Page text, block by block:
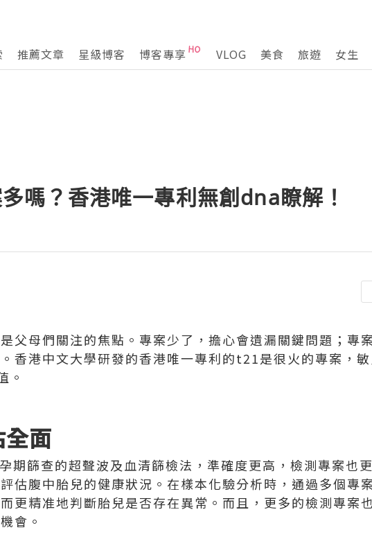
推薦文章 星級博客 博客專享 VLOG 美食 旅遊 女生
嗎？香港唯一專利無創dna瞭解！
父母們關注的焦點。專案少了，擔心會遺漏關鍵問題；專
香港中文大學研發的香港唯一專利的t21是很火的專案，
。
面
篩查的超聲波及血清篩檢法，準確度更高，檢測專案也
估腹中胎兒的健康狀況。在樣本化驗分析時，通過多個專
更精准地判斷胎兒是否存在異常。而且，更多的檢測專案
會。